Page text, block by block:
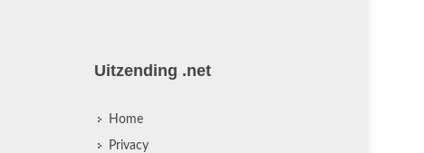
Uitzending .net
Home
Privacy